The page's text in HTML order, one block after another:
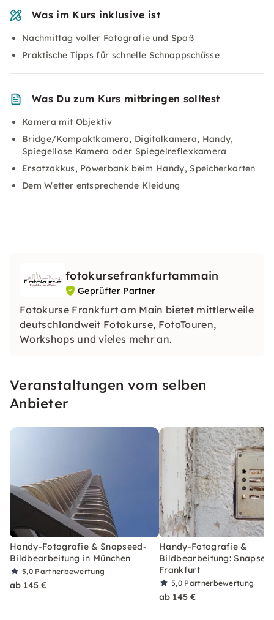
Was im Kurs inklusive ist
Nachmittag voller Fotografie und Spaß
Praktische Tipps für schnelle Schnappschüsse
Was Du zum Kurs mitbringen solltest
Kamera mit Objektiv
Bridge/Kompaktkamera, Digitalkamera, Handy,
Spiegellose Kamera oder Spiegelreflexkamera
Ersatzakkus, Powerbank beim Handy, Speicherkarten
Dem Wetter entsprechende Kleidung
fotokursefrankfurtammain
Geprüfter Partner
Fotokurse Frankfurt am Main bietet mittlerweile
deutschlandweit Fotokurse, FotoTouren,
Workshops und vieles mehr an.
Veranstaltungen vom selben
Anbieter
Handy-Fotografie & Snapseed-
Bildbearbeitung in München
5,0 Partnerbewertung
ab 145 €
Handy-Fotografie &
Bildbearbeitung:
Frankfurt
5,0 Partnerbewertung
ab 145 €